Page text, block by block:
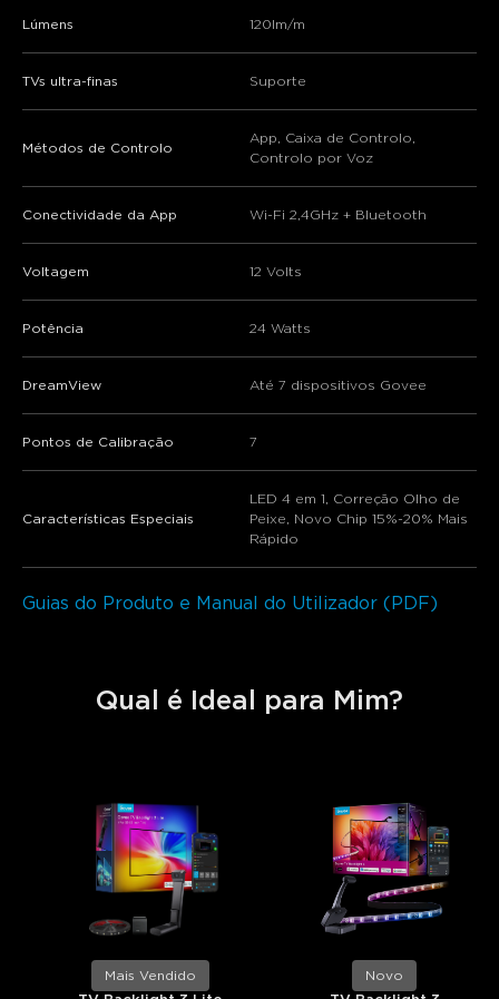
Lúmens 120lm/m
TVs ultra-finas Suporte
Métodos de Controlo
App, Caixa de Controlo,
Controlo por Voz
Conectividade da App Wi-Fi 2,4GHz + Bluetooth
Voltagem 12 Volts
Potência 24 Watts
DreamView Até 7 dispositivos Govee
Pontos de Calibração 7
Características Especiais
LED 4 em 1, Correção Olho de
Peixe, Novo Chip 15%-20% Mais
Rápido
Guias do Produto e Manual do Utilizador (PDF)
Qual é Ideal para Mim?
Mais Vendido Novo